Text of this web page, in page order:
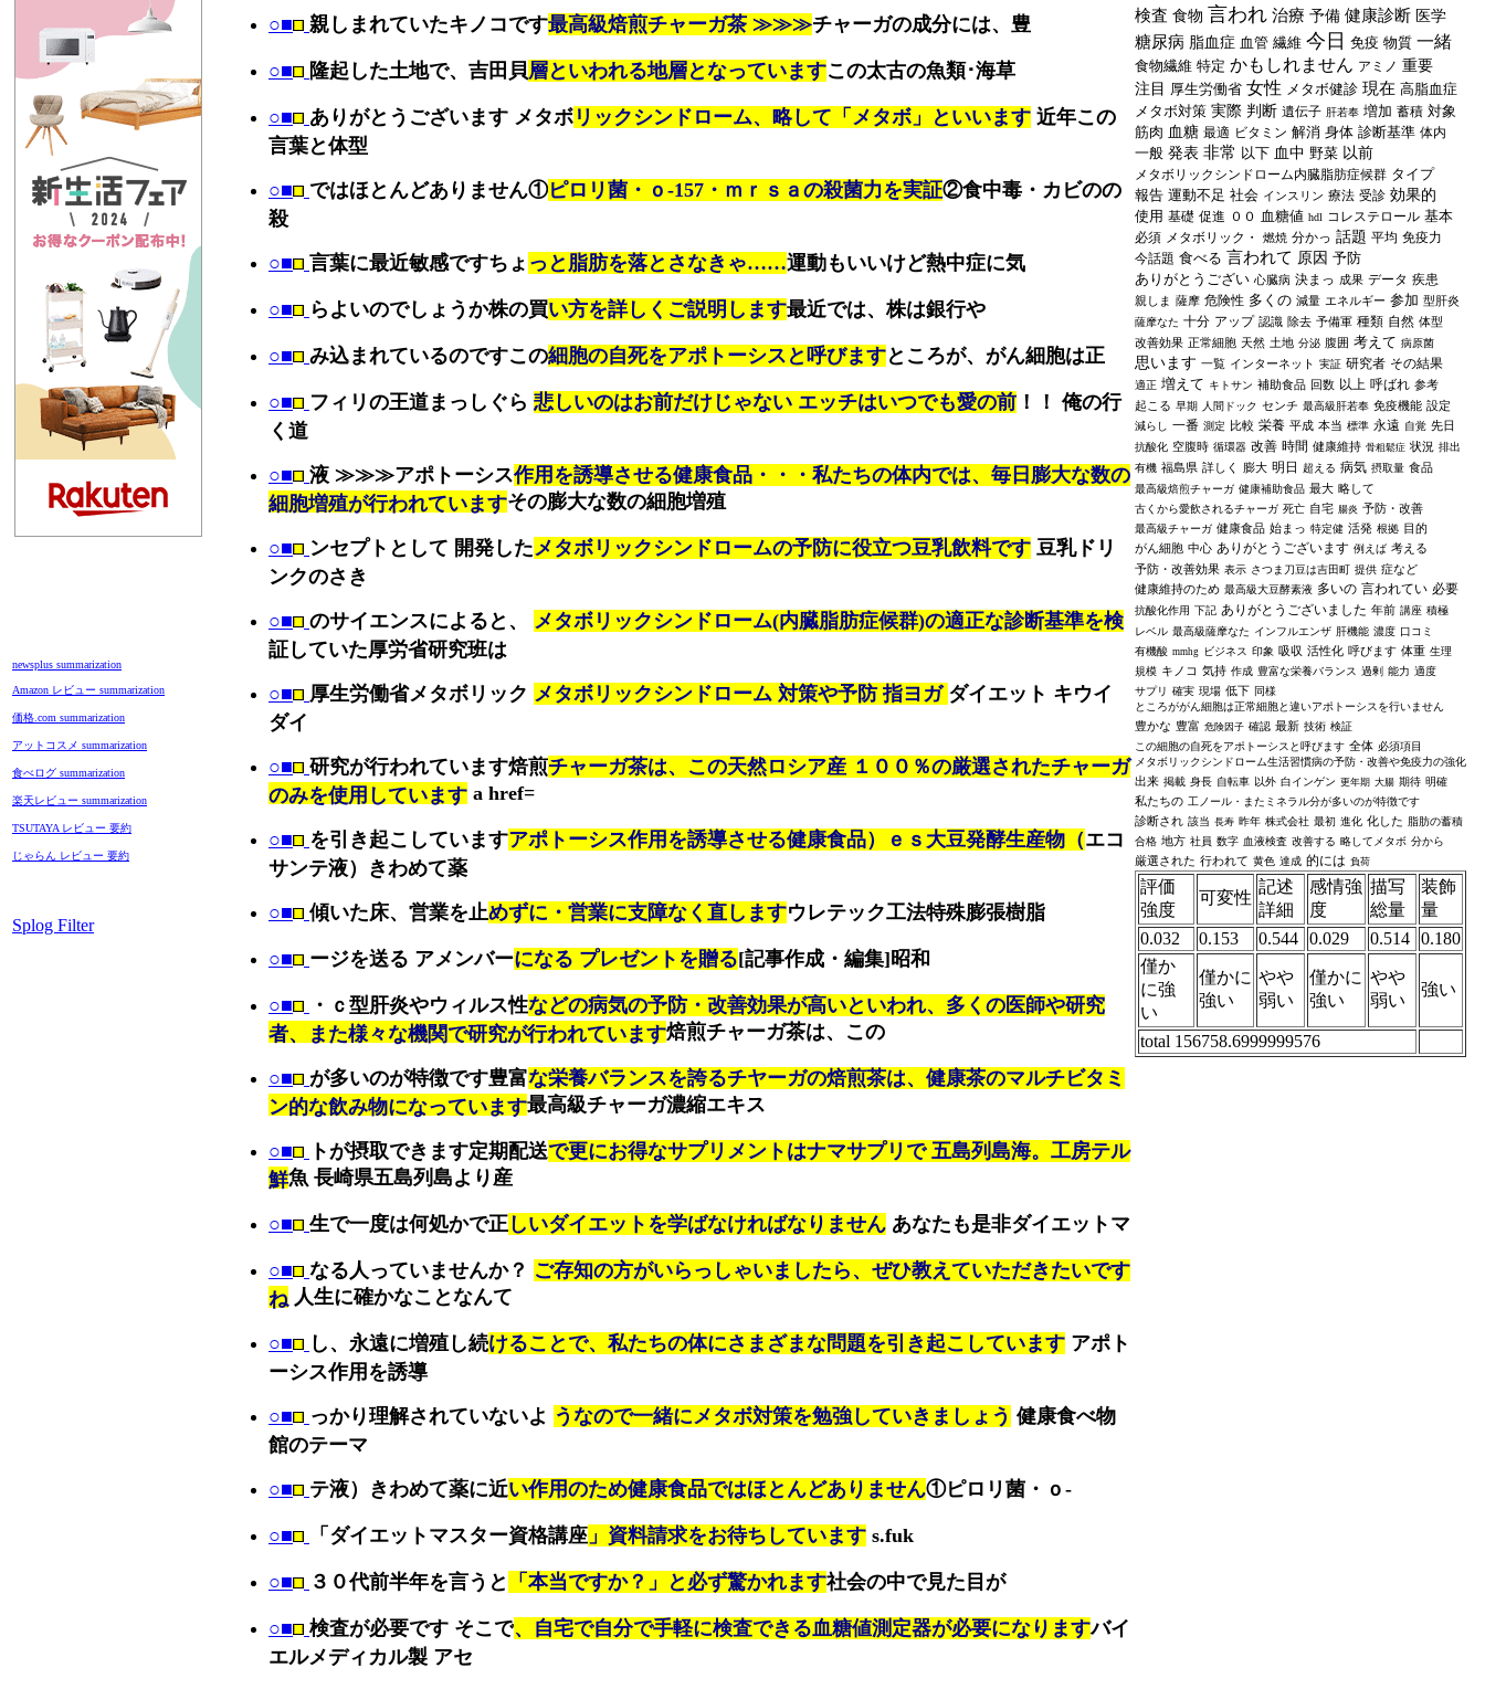
newsplus summarization
Amazon レビュー summarization
価格.com summarization
アットコスメ summarization
食べログ summarization
楽天レビュー summarization
TSUTAYA レビュー 要約
じゃらん レビュー 要約
Splog Filter
○■ 親しまれていたキノコです最高級焙煎チャーガ茶 ≫≫≫チャーガの成分には、豊
○■ 隆起した土地で、吉田貝層といわれる地層となっていますこの太古の魚類･海草
○■ ありがとうございます メタボ リックシンドローム、略して「メタボ」といいます 近年この
言葉と体型
○■ ではほとんどありません①ピロリ菌・ｏ-157・ｍｒｓａの殺菌力を実証②食中毒・カビのの
殺
○■ 言葉に最近敏感ですちょ っと脂肪を落とさなきゃ……運動もいいけど熱中症に気
○■ らよいのでしょうか株の買い方を詳しくご説明します最近では、株は銀行や
○■ み込まれているのですこの細胞の自死をアポトーシスと呼びますところが、がん細胞は正
○■ フィリの王道まっしぐら 悲しいのはお前だけじゃない エッチはいつでも愛の前 ！！ 俺の行
く道
○■ 液 ≫≫≫アポトーシス作用を誘導させる健康食品・・・私たちの体内では、毎日膨大な数の
細胞増殖が行われていますその膨大な数の細胞増殖
○■ ンセプトとして 開発したメタボリックシンドロームの予防に役立つ豆乳飲料です 豆乳ドリ
ンクのさき
○■ のサイエンスによると、 メタボリックシンドローム(内臓脂肪症候群)の適正な診断基準を検
証していた厚労省研究班は
○■ 厚生労働省メタボリック メタボリックシンドローム 対策や予防 指ヨガ ダイエット キウイ
ダイ
○■ 研究が行われています焙煎チャーガ茶は、この天然ロシア産 １００％の厳選されたチャーガ
のみを使用しています a href=
○■ を引き起こしていますアポトーシス作用を誘導させる健康食品）ｅｓ大豆発酵生産物（エコ
サンテ液）きわめて薬
○■ 傾いた床、営業を止めずに・営業に支障なく直しますウレテック工法特殊膨張樹脂
○■ ージを送る アメンバーになる プレゼントを贈る[記事作成・編集]昭和
○■ ・ｃ型肝炎やウィルス性などの病気の予防・改善効果が高いといわれ、多くの医師や研究
者、また様々な機関で研究が行われています焙煎チャーガ茶は、この
○■ が多いのが特徴です豊富な栄養バランスを誇るチヤーガの焙煎茶は、健康茶のマルチビタミ
ン的な飲み物になっています最高級チャーガ濃縮エキス
○■ トが摂取できます定期配送で更にお得なサプリメントはナマサプリで 五島列島海。工房テル
鮮魚 長崎県五島列島より産
○■ 生で一度は何処かで正 しいダイエットを学ばなければなりません あなたも是非ダイエットマ
○■ なる人っていませんか？ ご存知の方がいらっしゃいましたら、ぜひ教えていただきたいです
ね 人生に確かなことなんて
○■ し、永遠に増殖し続けることで、私たちの体にさまざまな問題を引き起こしています アポト
ーシス作用を誘導
○■ っかり理解されていないよ うなので一緒にメタボ対策を勉強していきましょう 健康食べ物
館のテーマ
○■ テ液）きわめて薬に近い作用のため健康食品ではほとんどありません①ピロリ菌・ｏ-
○■ 「ダイエットマスター資格講座 」資料請求をお待ちしています s.fuk
○■ ３０代前半年を言うと 「本当ですか？」と必ず驚かれます社会の中で見た目が
○■ 検査が必要です そこで、自宅で自分で手軽に検査できる血糖値測定器が必要になりますバイ
エルメディカル製 アセ
検査 食物 言われ 治療 予備 健康診断 医学
糖尿病 脂血症 血管 繊維 今日 免疫 物質 一緒
食物繊維 特定 かもしれません アミノ 重要
注目 厚生労働省 女性 メタボ健診 現在 高脂血症
メタボ対策 実際 判断 遺伝子 肝若奉 増加 蓄積 対象
筋肉 血糖 最適 ビタミン 解消 身体 診断基準 体内
一般 発表 非常 以下 血中 野菜 以前
メタボリックシンドローム内臓脂肪症候群 タイプ
報告 運動不足 社会 インスリン 療法 受診 効果的
使用 基礎 促進 ００ 血糖値 hdl コレステロール 基本
必須 メタボリック・ 燃焼 分かっ 話題 平均 免疫力
今話題 食べる 言われて 原因 予防
ありがとうござい 心臓病 決まっ 成果 データ 疾患
親しま 薩摩 危険性 多くの 減量 エネルギー 参加 型肝炎
薩摩なた 十分 アップ 認識 除去 予備軍 種類 自然 体型
改善効果 正常細胞 天然 土地 分泌 腹囲 考えて 病原菌
思います 一覧 インターネット 実証 研究者 その結果
適正 増えて キトサン 補助食品 回数 以上 呼ばれ 参考
起こる 早期 人間ドック センチ 最高級肝若奉 免疫機能 設定
減らし 一番 測定 比較 栄養 平成 本当 標準 永遠 自覚 先日
抗酸化 空腹時 循環器 改善 時間 健康維持 骨粗鬆症 状況 排出
有機 福島県 詳しく 膨大 明日 超える 病気 摂取量 食品
最高級焙煎チャーガ 健康補助食品 最大 略して
古くから愛飲されるチャーガ 死亡 自宅 腸炎 予防・改善
最高級チャーガ 健康食品 始まっ 特定健 活発 根拠 目的
がん細胞 中心 ありがとうございます 例えば 考える
予防・改善効果 表示 さつま刀豆は吉田町 提供 症など
健康維持のため 最高級大豆酵素液 多いの 言われてい 必要
抗酸化作用 下記 ありがとうございました 年前 講座 積極
レベル 最高級薩摩なた インフルエンザ 肝機能 濃度 口コミ
有機酸 mmhg ビジネス 印象 吸収 活性化 呼びます 体重 生理
規模 キノコ 気持 作成 豊富な栄養バランス 過剰 能力 適度
サプリ 確実 現場 低下 同様
ところががん細胞は正常細胞と違いアポトーシスを行いません
豊かな 豊富 危険因子 確認 最新 技術 検証
この細胞の自死をアポトーシスと呼びます 全体 必須項目
メタボリックシンドローム生活習慣病の予防・改善や免疫力の強化
出来 掲載 身長 自転車 以外 白インゲン 更年期 大腸 期待 明確
私たちの 工ノール・またミネラル分が多いのが特徴です
診断され 該当 長寿 昨年 株式会社 最初 進化 化した 脂肪の蓄積
合格 地方 社員 数字 血液検査 改善する 略してメタボ 分から
厳選された 行われて 黄色 達成 的には 負荷
評価
強度
可変性
記述
詳細
感情強
度
描写
総量
装飾
量
0.032
0.153 0.544 0.029 0.514 0.180
僅か
に強
い
僅かに
強い
やや
弱い
僅かに
強い
やや
弱い
強い
total 156758.6999999576